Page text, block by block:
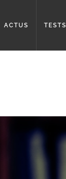
ACTUS TESTS